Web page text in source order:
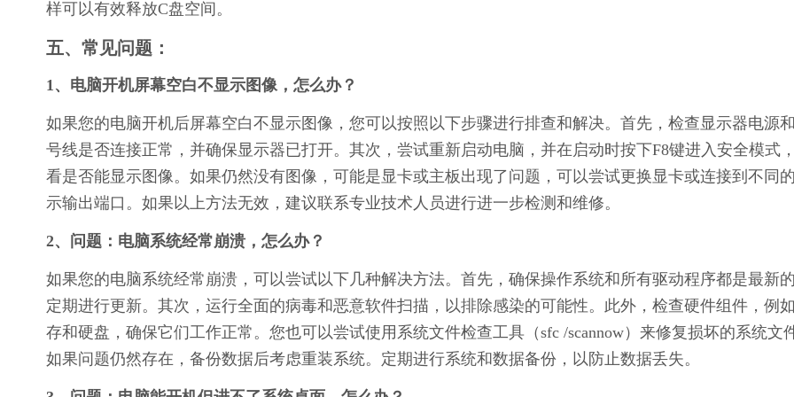
样可以有效释放C盘空间。
五、常见问题：
1、电脑开机屏幕空白不显示图像，怎么办？
如果您的电脑开机后屏幕空白不显示图像，您可以按照以下步骤进行排查和解决。首先，检查显示器电源
号线是否连接正常，并确保显示器已打开。其次，尝试重新启动电脑，并在启动时按下F8键进入安全模式
看是否能显示图像。如果仍然没有图像，可能是显卡或主板出现了问题，可以尝试更换显卡或连接到不同
示输出端口。如果以上方法无效，建议联系专业技术人员进行进一步检测和维修。
2、问题：电脑系统经常崩溃，怎么办？
如果您的电脑系统经常崩溃，可以尝试以下几种解决方法。首先，确保操作系统和所有驱动程序都是最新的
定期进行更新。其次，运行全面的病毒和恶意软件扫描，以排除感染的可能性。此外，检查硬件组件，例
存和硬盘，确保它们工作正常。您也可以尝试使用系统文件检查工具（sfc /scannow）来修复损坏的系统文件
如果问题仍然存在，备份数据后考虑重装系统。定期进行系统和数据备份，以防止数据丢失。